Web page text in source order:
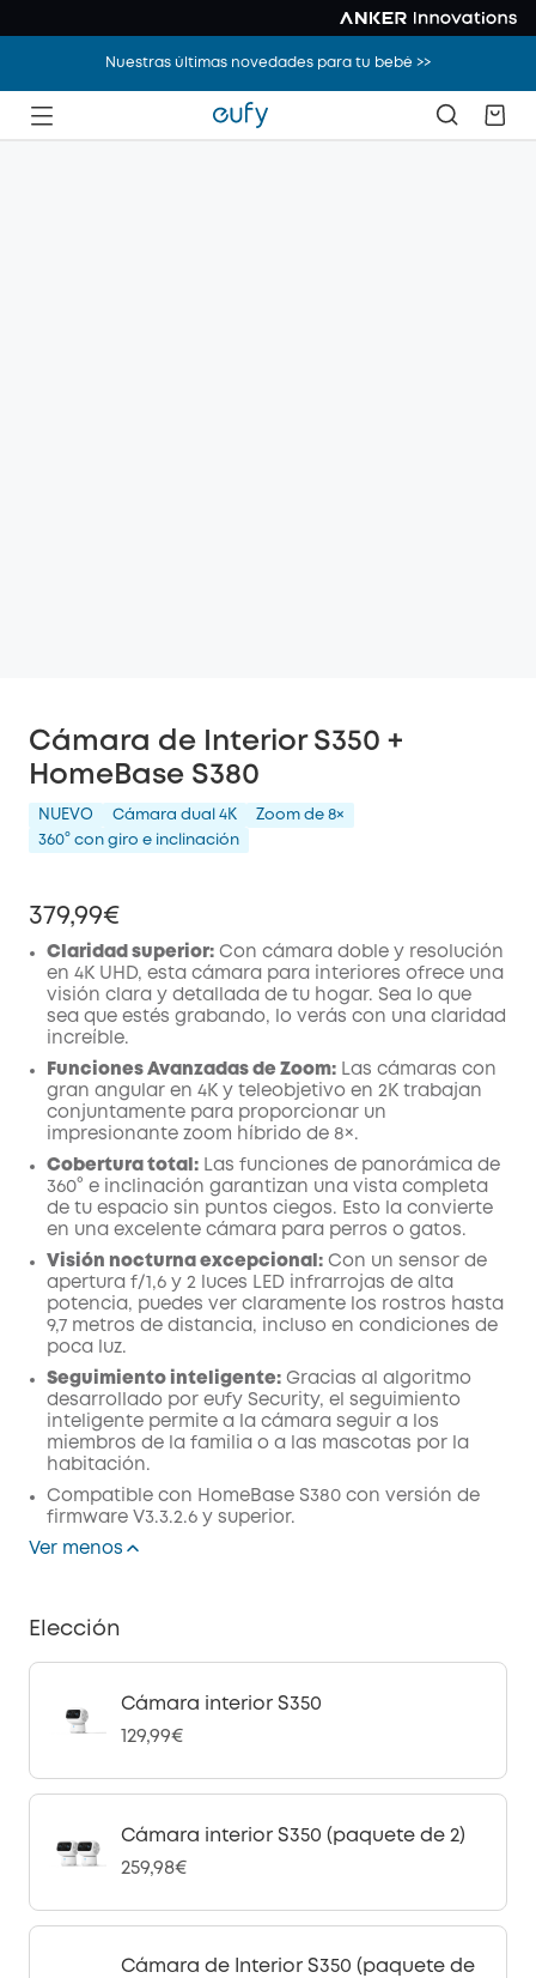
Nuestras últimas novedades para tu bebé >>
Cámara de Interior S350 +
HomeBase S380
NUEVO Cámara dual 4K
Zoom de 8×
360° con giro e inclinación
379,99€
Claridad superior: Con cámara doble y resolución
en 4K UHD, esta cámara para interiores ofrece una
visión clara y detallada de tu hogar. Sea lo que
sea que estés grabando, lo verás con una claridad
increíble.
Funciones Avanzadas de Zoom: Las cámaras con
gran angular en 4K y teleobjetivo en 2K trabajan
conjuntamente para proporcionar un
impresionante zoom híbrido de 8×.
Cobertura total: Las funciones de panorámica de
360° e inclinación garantizan una vista completa
de tu espacio sin puntos ciegos. Esto la convierte
en una excelente cámara para perros o gatos.
Visión nocturna excepcional: Con un sensor de
apertura f/1,6 y 2 luces LED infrarrojas de alta
potencia, puedes ver claramente los rostros hasta
9,7 metros de distancia, incluso en condiciones de
poca luz.
Seguimiento inteligente: Gracias al algoritmo
desarrollado por eufy Security, el seguimiento
inteligente permite a la cámara seguir a los
miembros de la familia o a las mascotas por la
habitación.
Compatible con HomeBase S380 con versión de
firmware V3.3.2.6 y superior.
Ver menos
Elección
Cámara interior S350
129,99€
Cámara interior S350 (paquete de 2)
259,98€
Cámara de Interior S350 (paquete de